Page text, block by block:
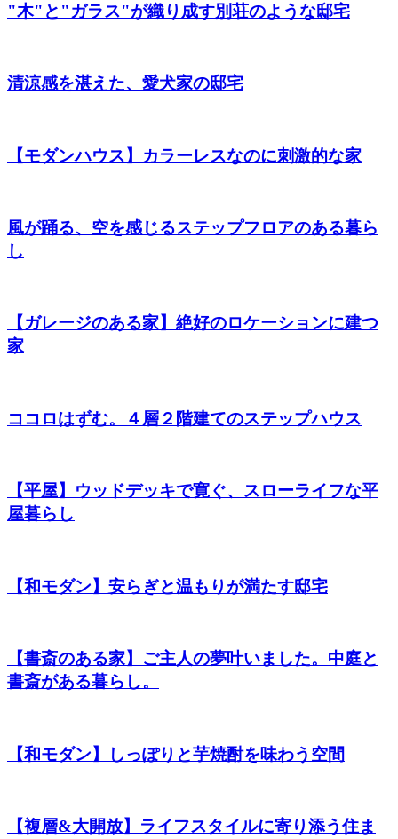
"木"と"ガラス"が織り成す別荘のような邸宅
清涼感を湛えた、愛犬家の邸宅
【モダンハウス】カラーレスなのに刺激的な家
風が踊る、空を感じるステップフロアのある暮ら
し
【ガレージのある家】絶好のロケーションに建つ
家
ココロはずむ。４層２階建てのステップハウス
【平屋】ウッドデッキで寛ぐ、スローライフな平
屋暮らし
【和モダン】安らぎと温もりが満たす邸宅
【書斎のある家】ご主人の夢叶いました。中庭と
書斎がある暮らし。
【和モダン】しっぽりと芋焼酎を味わう空間
【複層&大開放】ライフスタイルに寄り添う住ま